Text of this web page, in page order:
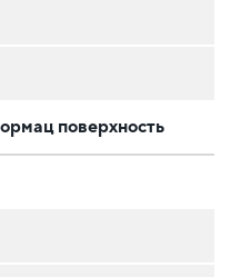
поверхность